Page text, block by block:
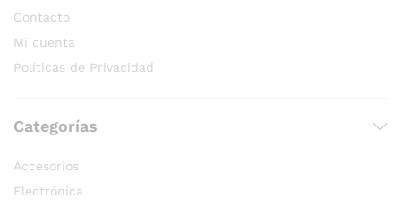
Contacto
Mi cuenta
Políticas de Privacidad
Categorías
Accesorios
Electrónica